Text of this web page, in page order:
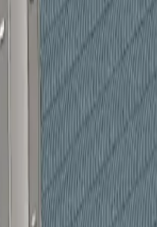
поэтому
для исключения
можно
оплатой
постоплатой